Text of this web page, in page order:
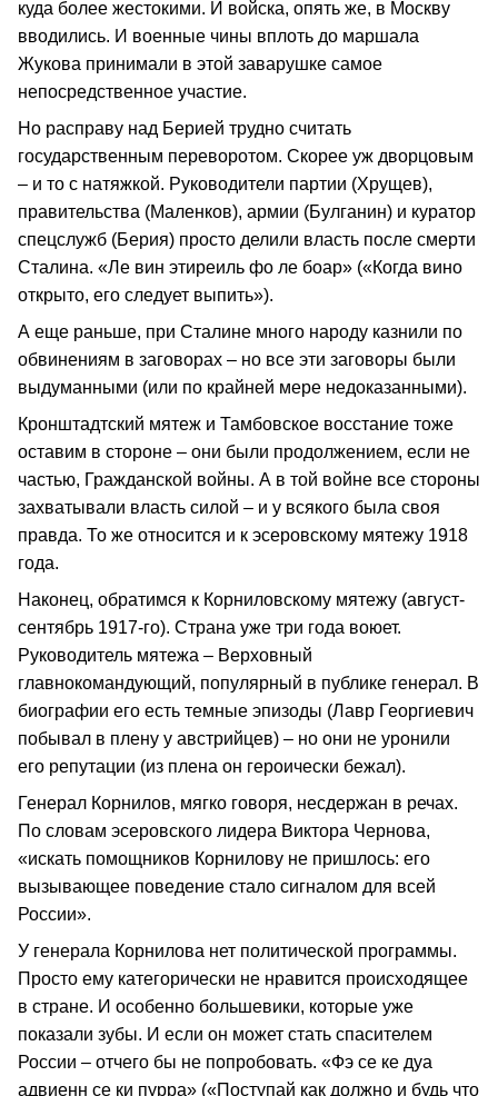
куда более жестокими. И войска, опять же, в Москву
вводились. И военные чины вплоть до маршала
Жукова принимали в этой заварушке самое
непосредственное участие.
Но расправу над Берией трудно считать
государственным переворотом. Скорее уж дворцовым
– и то с натяжкой. Руководители партии (Хрущев),
правительства (Маленков), армии (Булганин) и куратор
спецслужб (Берия) просто делили власть после смерти
Сталина. «Ле вин этиреиль фо ле боар» («Когда вино
открыто, его следует выпить»).
А еще раньше, при Сталине много народу казнили по
обвинениям в заговорах – но все эти заговоры были
выдуманными (или по крайней мере недоказанными).
Кронштадтский мятеж и Тамбовское восстание тоже
оставим в стороне – они были продолжением, если не
частью, Гражданской войны. А в той войне все стороны
захватывали власть силой – и у всякого была своя
правда. То же относится и к эсеровскому мятежу 1918
года.
Наконец, обратимся к Корниловскому мятежу (август-
сентябрь 1917-го). Страна уже три года воюет.
Руководитель мятежа – Верховный
главнокомандующий, популярный в публике генерал. В
биографии его есть темные эпизоды (Лавр Георгиевич
побывал в плену у австрийцев) – но они не уронили
его репутации (из плена он героически бежал).
Генерал Корнилов, мягко говоря, несдержан в речах.
По словам эсеровского лидера Виктора Чернова,
«искать помощников Корнилову не пришлось: его
вызывающее поведение стало сигналом для всей
России».
У генерала Корнилова нет политической программы.
Просто ему категорически не нравится происходящее
в стране. И особенно большевики, которые уже
показали зубы. И если он может стать спасителем
России – отчего бы не попробовать. «Фэ се ке дуа
адвиенн се ки пурра» («Поступай как должно и будь что